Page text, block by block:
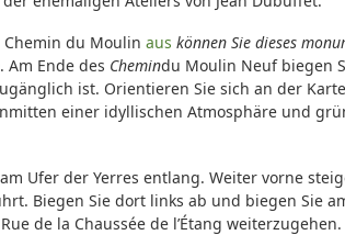
Chemin du Moulin aus können Sie dieses
. Am Ende des Chemindu Moulin Neuf biegen
ist. Orientieren Sie sich an der
einer idyllischen Atmosphäre und
Ufer der Yerres entlang. Weiter vorne
Biegen Sie dort links ab und biegen Sie
de la Chaussée de l’Étang weiterzugehen.